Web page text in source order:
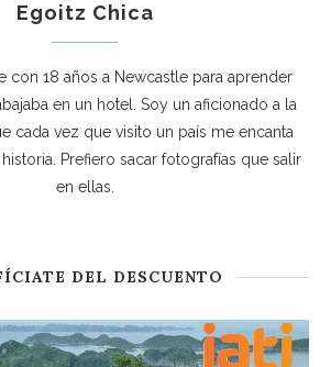
Egoitz Chica
con 18 años a Newcastle para aprender
en un hotel. Soy un aficionado a la
cada vez que visito un país me encanta
Prefiero sacar fotografías que salir
en ellas.
DEL DESCUENTO